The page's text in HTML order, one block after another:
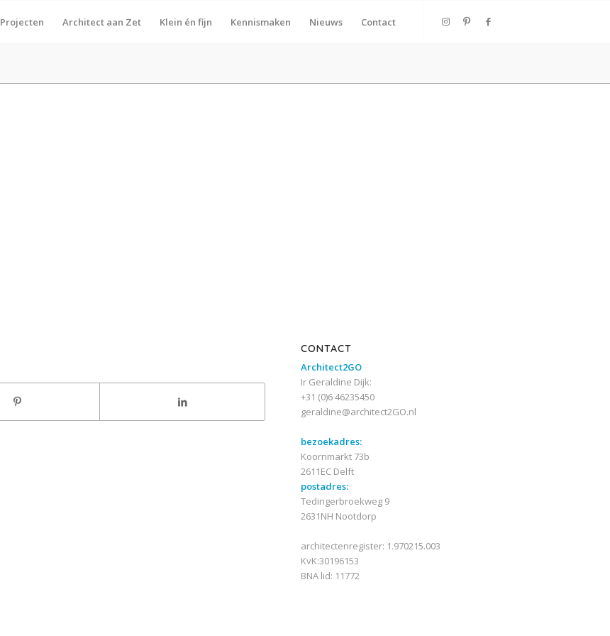
Projecten Architect aan Zet Klein én fijn Kennismaken Nieuws Contact
CONTACT
Architect2GO
Ir Geraldine Dijk:
+31 (0)6 46235450
geraldine@architect2GO.nl
bezoekadres:
Koornmarkt 73b
2611EC Delft
postadres:
Tedingerbroekweg 9
2631NH Nootdorp
architectenregister: 1.970215.003
KvK:30196153
BNA lid: 11772